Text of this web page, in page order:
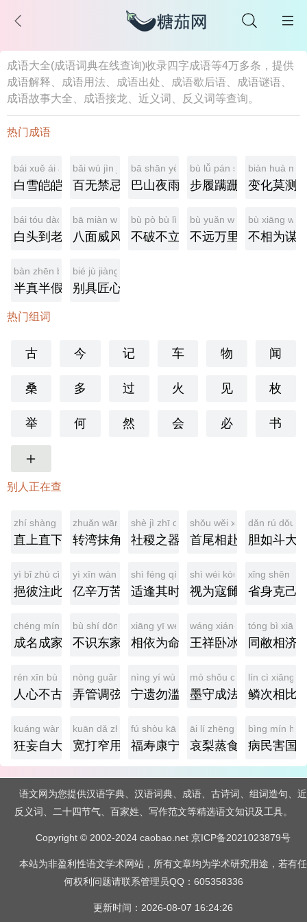
成语大全(成语词典在线查询)收录四字成语等4万多条，提供
成语解释、成语用法、成语出处、成语歇后语、成语谜语、
成语故事大全、成语接龙、近义词、反义词等查询。
热门成语
bái xuě ái ái
白雪皑皑
bǎi wú jìn jì
百无禁忌
bā shān yè yǔ
巴山夜雨
bù lǚ pán shān
步履蹒跚
biàn huà mò
变化莫测
bái tóu dào lǎo
白头到老
bā miàn wēi fēng
八面威风
bù pò bù lì
不破不立
bù yuǎn wàn lǐ
不远万里
bù xiāng wéi
不相为谋
bàn zhēn bàn jiǎ
半真半假
bié jù jiàng xīn
别具匠心
热门组词
古 今 记 车 物 闻
桑 多 过 火 见 枚
举 何 然 会 必 书
更多
别人正在查
zhí shàng zhí xià
直上直下
zhuǎn wān mò jiǎo
转湾抹角
shè jì zhī qì
社稷之器
shǒu wěi xiāng fù
首尾相赴
dǎn rú dǒu
胆如斗大
yì bǐ zhù cǐ
挹彼注此
yì xīn wàn kǔ
亿辛万苦
shì féng qí shí
适逢其时
shì wéi kòu chóu
视为寇雠
xǐng shēn kè
省身克己
chéng míng chéng jiā
成名成家
bù shí dōng jiā
不识东家
xiāng yī wéi mìng
相依为命
wáng xiáng wò bīng
王祥卧冰
tóng bì xiāng
同敝相济
rén xīn bù gǔ
人心不古
nòng guǎn diào xián
弄管调弦
nìng yí wù làn
宁遗勿滥
mò shǒu chéng fǎ
墨守成法
lín cì xiāng bǐ
鳞次相比
kuáng wàng zì dà
狂妄自大
kuān dǎ zhǎi yòng
宽打窄用
fú shòu kāng níng
福寿康宁
āi lí zhēng shí
哀梨蒸食
bìng mín hài
病民害国
语文网为您提供汉语字典、汉语词典、成语、古诗词、组词造句、近
反义词、二十四节气、百家姓、写作范文等精选语文知识及工具。
Copyright © 2002-2024 caobao.net 京ICP备2021023879号
本站为非盈利性语文学术网站，所有文章均为学术研究用途，若有任
何权利问题请联系管理员QQ：605358336
更新时间：2026-08-07 16:24:26